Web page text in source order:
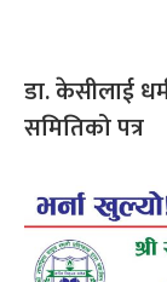
डा. केसीलाई
समितिको पत्र